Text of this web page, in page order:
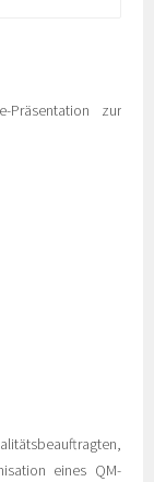
Präsentation zur
eines QM-